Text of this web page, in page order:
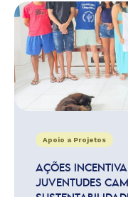
Apoio a Projetos
AÇÕES
JUVENTUDES